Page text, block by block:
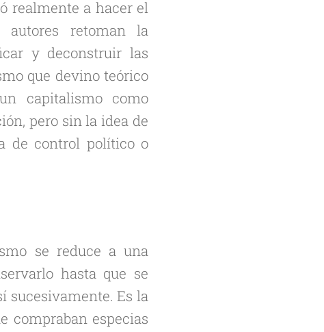
realmente a hacer el
autores retoman la
y deconstruir las
que devino teórico
capitalismo como
pero sin la idea de
de control político o
se reduce a una
hasta que se
sucesivamente. Es la
compraban especias